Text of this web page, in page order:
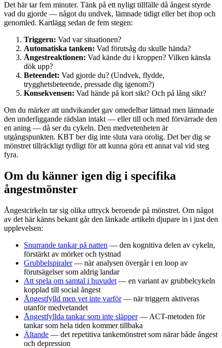
Det här tar fem minuter. Tänk på ett nyligt tillfälle då ångest styrde
vad du gjorde — något du undvek, lämnade tidigt eller bet ihop och
genomled. Kartlägg sedan de fem stegen:
Triggern: Vad var situationen?
Automatiska tanken: Vad förutsåg du skulle hända?
Ångestreaktionen: Vad kände du i kroppen? Vilken känsla
dök upp?
Beteendet: Vad gjorde du? (Undvek, flydde,
trygghetsbeteende, pressade dig igenom?)
Konsekvensen: Vad hände på kort sikt? Och på lång sikt?
Om du märker att undvikandet gav omedelbar lättnad men lämnade
den underliggande rädslan intakt — eller till och med förvärrade den
en aning — då ser du cykeln. Den medvetenheten är
utgångspunkten. KBT ber dig inte sluta vara orolig. Det ber dig se
mönstret tillräckligt tydligt för att kunna göra ett annat val vid steg
fyra.
Om du känner igen dig i specifika
ångestmönster
Ångestcirkeln tar sig olika uttryck beroende på mönstret. Om något
av det här känns bekant går den länkade artikeln djupare in i just den
upplevelsen:
Snurrande tankar på natten — den kognitiva delen av cykeln,
förstärkt av mörker och tystnad
Grubbelspiraler — när analysen övergår i en loop av
förutsägelser som aldrig landar
Att spela om samtal i huvudet — en variant av grubbelcykeln
kopplad till social ångest
Ångestfylld men vet inte varför — när triggern aktiveras
utanför medvetandet
Ångestfyllda tankar som inte släpper — ACT-metoden för
tankar som hela tiden kommer tillbaka
Ältande — det repetitiva tankemönstret som närar både ångest
och depression